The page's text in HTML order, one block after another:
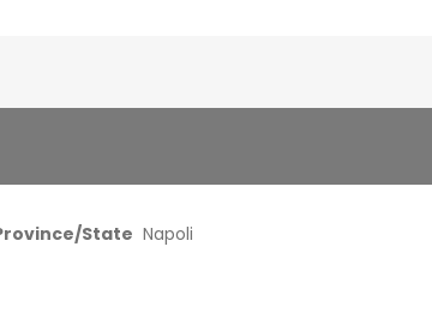
State Napoli